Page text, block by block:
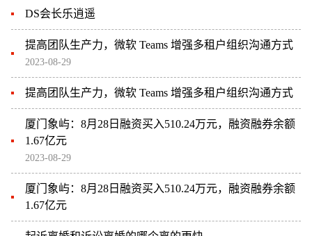
DS会长乐逍遥
提高团队生产力，微软 Teams 增强多租户组织沟通方式
2023-08-29
提高团队生产力，微软 Teams 增强多租户组织沟通方式
厦门象屿：8月28日融资买入510.24万元，融资融券余额
1.67亿元
2023-08-29
厦门象屿：8月28日融资买入510.24万元，融资融券余额
1.67亿元